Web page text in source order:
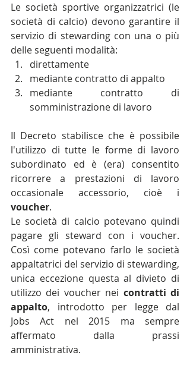
Le società sportive organizzatrici (le
società di calcio) devono garantire il
servizio di stewarding con una o più
delle seguenti modalità:
direttamente
mediante contratto di appalto
mediante contratto di
somministrazione di lavoro
Il Decreto stabilisce che è possibile
l'utilizzo di tutte le forme di lavoro
subordinato ed è (era) consentito
ricorrere a prestazioni di lavoro
voucher.
Le società di calcio potevano quindi
pagare gli steward con i voucher.
Così come potevano farlo le società
appaltatrici del servizio di stewarding,
unica eccezione questa al divieto di
utilizzo dei voucher nei contratti di
appalto, introdotto per legge dal
Jobs Act nel 2015 ma sempre
affermato dalla prassi
amministrativa.